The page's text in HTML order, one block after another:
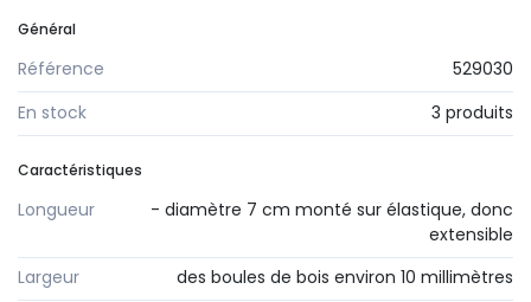
Général
Référence
529030
En stock
3 produits
Caractéristiques
Longueur
- diamètre 7 cm monté sur élastique, donc
extensible
Largeur
des boules de bois environ 10 millimètres